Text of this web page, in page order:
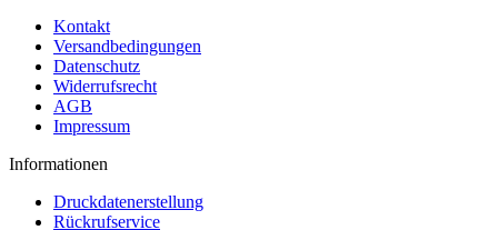
Kontakt
Versandbedingungen
Datenschutz
Widerrufsrecht
AGB
Impressum
Informationen
Druckdatenerstellung
Rückrufservice